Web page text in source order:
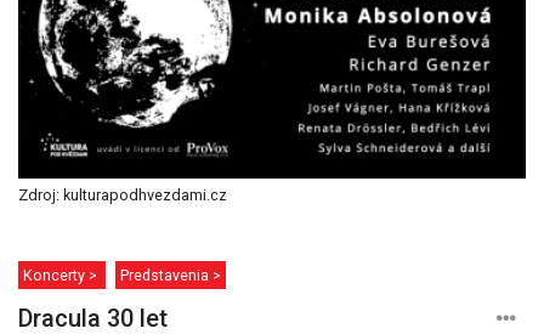
Zdroj: kulturapodhvezdami.cz
Koncerty > Predstavenia >
Dracula 30 let